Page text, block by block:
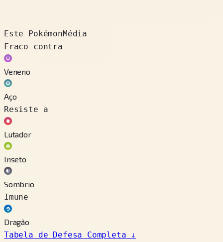
Este PokémonMédia
Fraco contra
Veneno
Aço
Resiste a
Lutador
Inseto
Sombrio
Imune
Dragão
Tabela de Defesa Completa ↓